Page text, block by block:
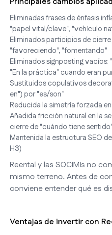
Eliminadas frases de énfasis
"papel vital/clave", "vehículo
Eliminados participios de
"favoreciendo", "fomentando"
Eliminados signposting vacíos:
"En la práctica" cuando eran
Sustituidos copulativos
en") por "es/son"
Reducida la simetría forzada
Añadida fricción natural en la
cierre de "cuándo tiene
Mantenida la estructura SEO
H3)
Reental y las SOCIMIs no
mismo terreno. Antes de
conviene entender qué es
Ventajas de invertir con